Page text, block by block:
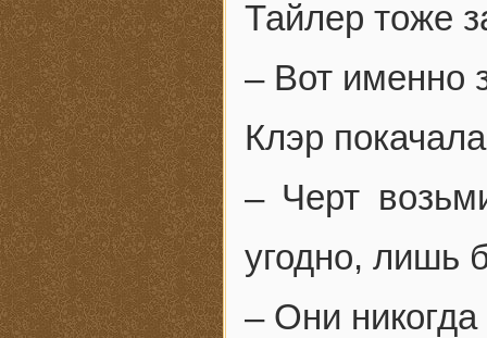
Тайлер тоже
– Вот именно
Клэр
– Черт
угодно, лишь
– Они